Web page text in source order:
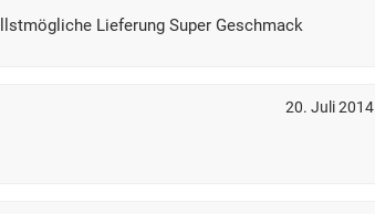
Lieferung Super Geschmack
20. Juli 2014